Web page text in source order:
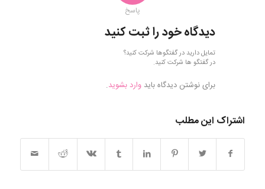
پاسخ
دیدگاه خود را ثبت کنید
تمایل دارید در گفتگوها شرکت کنید؟
در گفتگو ها شرکت کنید.
برای نوشتن دیدگاه باید وارد بشوید.
اشتراک این مطلب